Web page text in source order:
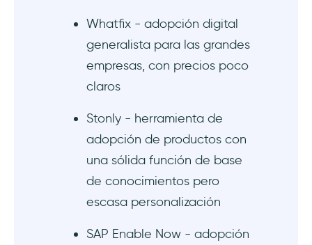
¿Cuáles son las principales alternativas a
Whatfix - adopción digital
generalista para las grandes
empresas, con precios poco
claros
Stonly - herramienta de
adopción de productos con
una sólida función de base
de conocimientos pero
escasa personalización
SAP Enable Now - adopción